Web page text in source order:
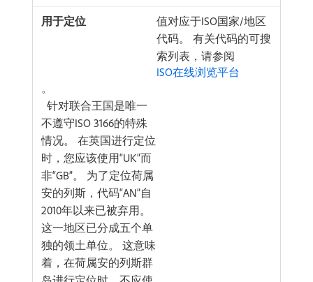
值对应于ISO国家/地区
代码。 有关代码的可搜
索列表，请参阅
ISO在线浏览平台
。
针对联合王国是唯一
不遵守ISO 3166的特殊
情况。 在英国进行定位
时，您应该使用“UK”而
非“GB”。 为了定位荷属
安的列斯，代码“AN”自
2010年以来已被弃用。
这一地区已分成五个单
独的领土单位。 这意味
着，在荷属安的列斯群